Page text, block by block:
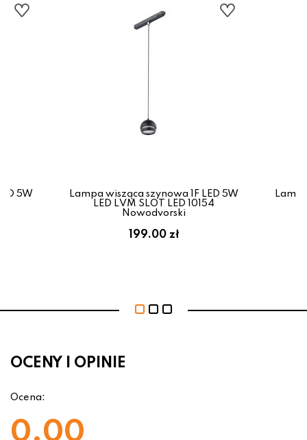
5W
Lampa wisząca szynowa 1F LED 5W
LED LVM SLOT LED 10154
Nowodvorski
199.00 zł
OCENY I OPINIE
Ocena:
0.00